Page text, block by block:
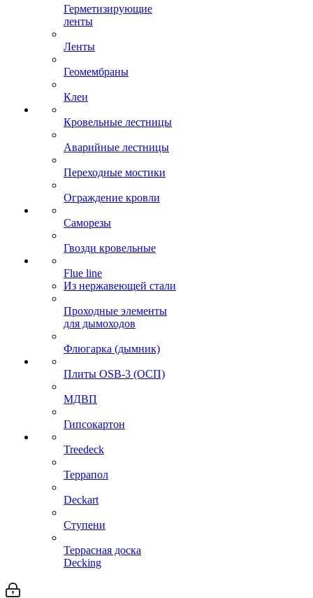
Герметизирующие
ленты
Ленты
Геомембраны
Клеи
Кровельные лестницы
Аварийные лестницы
Переходные мостики
Ограждение кровли
Саморезы
Гвозди кровельные
Flue line
Из нержавеющей стали
Проходные элементы
для дымоходов
Флюгарка (дымник)
Плиты OSB-3 (ОСП)
МДВП
Гипсокартон
Treedeck
Террапол
Deckart
Ступени
Террасная доска
Decking